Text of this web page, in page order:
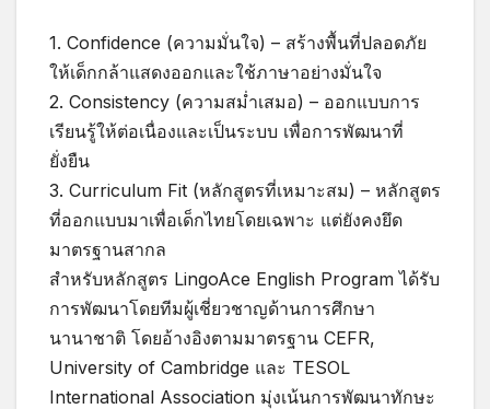
1. Confidence (ความมั่นใจ) – สร้างพื้นที่ปลอดภัย
ให้เด็กกล้าแสดงออกและใช้ภาษาอย่างมั่นใจ
2. Consistency (ความสม่ำเสมอ) – ออกแบบการ
เรียนรู้ให้ต่อเนื่องและเป็นระบบ เพื่อการพัฒนาที่
ยั่งยืน
3. Curriculum Fit (หลักสูตรที่เหมาะสม) – หลักสูตร
ที่ออกแบบมาเพื่อเด็กไทยโดยเฉพาะ แต่ยังคงยึด
มาตรฐานสากล
สำหรับหลักสูตร LingoAce English Program ได้รับ
การพัฒนาโดยทีมผู้เชี่ยวชาญด้านการศึกษา
นานาชาติ โดยอ้างอิงตามมาตรฐาน CEFR,
University of Cambridge และ TESOL
International Association มุ่งเน้นการพัฒนาทักษะ